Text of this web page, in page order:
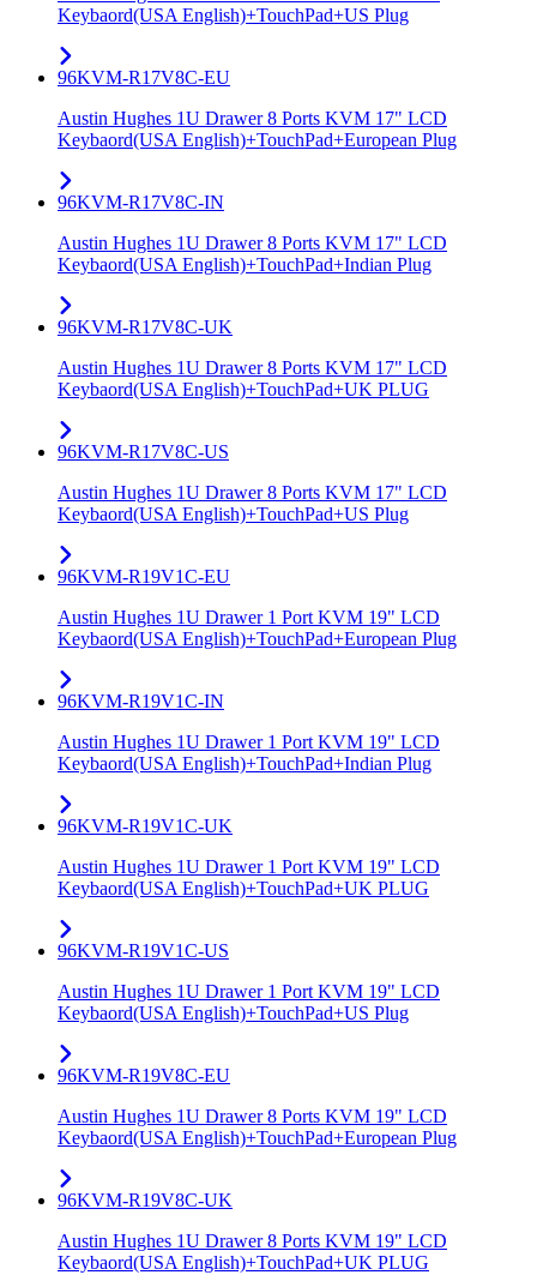
Keybaord(USA English)+TouchPad+US Plug
96KVM-R17V8C-EU
Austin Hughes 1U Drawer 8 Ports KVM 17" LCD
Keybaord(USA English)+TouchPad+European Plug
96KVM-R17V8C-IN
Austin Hughes 1U Drawer 8 Ports KVM 17" LCD
Keybaord(USA English)+TouchPad+Indian Plug
96KVM-R17V8C-UK
Austin Hughes 1U Drawer 8 Ports KVM 17" LCD
Keybaord(USA English)+TouchPad+UK PLUG
96KVM-R17V8C-US
Austin Hughes 1U Drawer 8 Ports KVM 17" LCD
Keybaord(USA English)+TouchPad+US Plug
96KVM-R19V1C-EU
Austin Hughes 1U Drawer 1 Port KVM 19" LCD
Keybaord(USA English)+TouchPad+European Plug
96KVM-R19V1C-IN
Austin Hughes 1U Drawer 1 Port KVM 19" LCD
Keybaord(USA English)+TouchPad+Indian Plug
96KVM-R19V1C-UK
Austin Hughes 1U Drawer 1 Port KVM 19" LCD
Keybaord(USA English)+TouchPad+UK PLUG
96KVM-R19V1C-US
Austin Hughes 1U Drawer 1 Port KVM 19" LCD
Keybaord(USA English)+TouchPad+US Plug
96KVM-R19V8C-EU
Austin Hughes 1U Drawer 8 Ports KVM 19" LCD
Keybaord(USA English)+TouchPad+European Plug
96KVM-R19V8C-UK
Austin Hughes 1U Drawer 8 Ports KVM 19" LCD
Keybaord(USA English)+TouchPad+UK PLUG